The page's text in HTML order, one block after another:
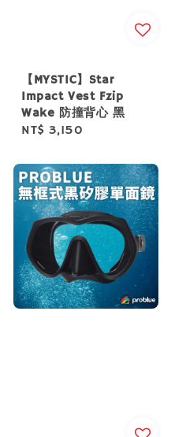
【MYSTIC】Star
Impact Vest Fzip
Wake 防撞背心 黑
Regular
NT$ 3,150